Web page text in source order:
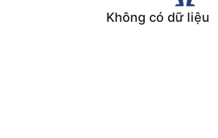
Không có dữ liệu